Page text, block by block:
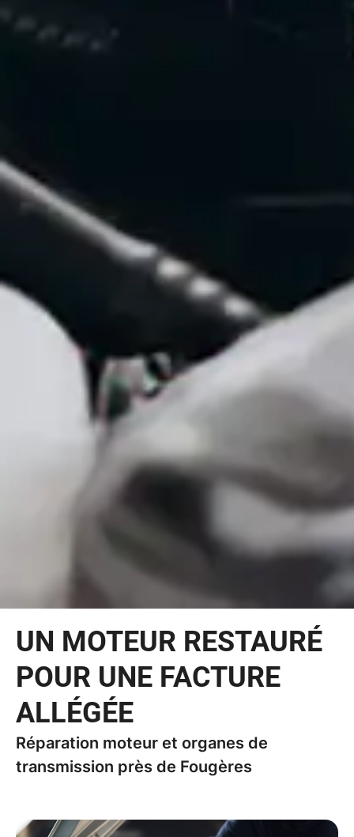
Réparation moteur et organes de
transmission près de Fougères
UN MOTEUR RESTAURÉ
POUR UNE FACTURE
ALLÉGÉE